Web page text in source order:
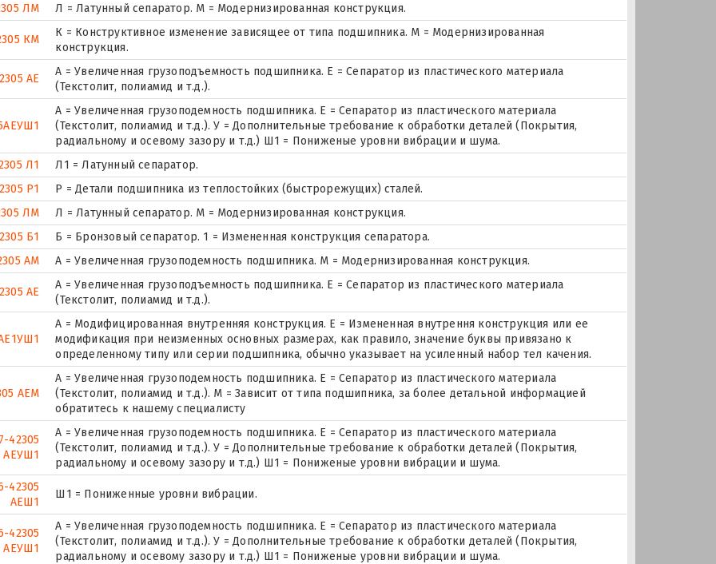
ЛМ
Л = Латунный сепаратор. М = Модернизированная конструкция.
КМ
К = Конструктивное изменение зависящее от типа подшипника. М = Модернизированная
конструкция.
АЕ
А = Увеличенная грузоподъемность подшипника. Е = Сепаратор из пластического материала
(Текстолит, полиамид и т.д.).
А = Увеличенная грузоподемность подшипника. Е = Сепаратор из пластического материала
(Текстолит, полиамид и т.д.). У = Дополнительные требование к обработки деталей (Покрытия,
радиальному и осевому зазору и т.д.) Ш1 = Пониженые уровни вибрации и шума.
Л1
Л1 = Латунный сепаратор.
Р1
Р = Детали подшипника из теплостойких (быстрорежущих) сталей.
ЛМ
Л = Латунный сепаратор. М = Модернизированная конструкция.
Б1
Б = Бронзовый сепаратор. 1 = Измененная конструкция сепаратора.
АМ
А = Увеличенная грузоподемность подшипника. М = Модернизированная конструкция.
АЕ
А = Увеличенная грузоподъемность подшипника. Е = Сепаратор из пластического материала
(Текстолит, полиамид и т.д.).
A = Модифицированная внутренняя конструкция. Е = Измененная внутрення конструкция или ее
модификация при неизменных основных размерах, как правило, значение буквы привязано к
определенному типу или серии подшипника, обычно указывает на усиленный набор тел качения.
АЕМ
А = Увеличенная грузоподемность подшипника. Е = Сепаратор из пластического материала
(Текстолит, полиамид и т.д.). М = Зависит от типа подшипника, за более детальной информацией
обратитесь к нашему специалисту
7-42305
АЕУШ1
А = Увеличенная грузоподемность подшипника. Е = Сепаратор из пластического материала
(Текстолит, полиамид и т.д.). У = Дополнительные требование к обработки деталей (Покрытия,
радиальному и осевому зазору и т.д.) Ш1 = Пониженые уровни вибрации и шума.
42305
АЕШ1
Ш1 = Пониженные уровни вибрации.
42305
АЕУШ1
А = Увеличенная грузоподемность подшипника. Е = Сепаратор из пластического материала
(Текстолит, полиамид и т.д.). У = Дополнительные требование к обработки деталей (Покрытия,
радиальному и осевому зазору и т.д.) Ш1 = Пониженые уровни вибрации и шума.